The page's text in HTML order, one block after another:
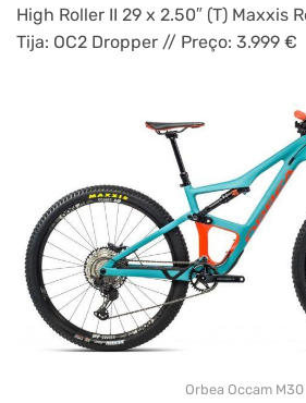
High Roller II 29 x 2.50″ (T) Maxxis
Tija: OC2 Dropper // Preço: 3.999 €
Orbea Occam M30